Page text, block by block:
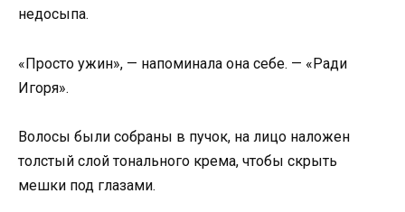
недосыпа.
«Просто ужин», — напоминала она себе. — «Ради
Игоря».
Волосы были собраны в пучок, на лицо наложен
толстый слой тонального крема, чтобы скрыть
мешки под глазами.